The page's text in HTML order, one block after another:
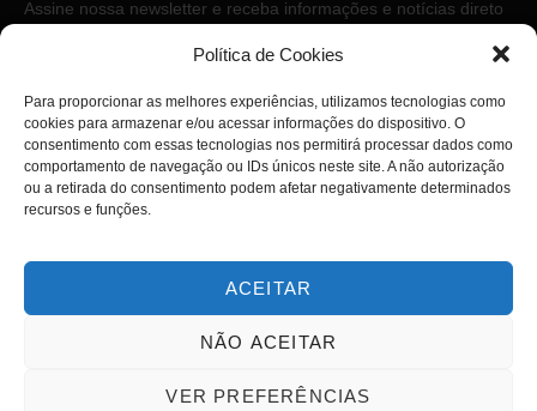
Política de Cookies
Para proporcionar as melhores experiências, utilizamos tecnologias como
cookies para armazenar e/ou acessar informações do dispositivo. O
consentimento com essas tecnologias nos permitirá processar dados como
comportamento de navegação ou IDs únicos neste site. A não autorização
ou a retirada do consentimento podem afetar negativamente determinados
recursos e funções.
ACEITAR
NÃO ACEITAR
VER PREFERÊNCIAS
Assine nossa newsletter e receba informações e notícias direto
Copyright © 2026. Diário PcD. Todos os direitos reservados.